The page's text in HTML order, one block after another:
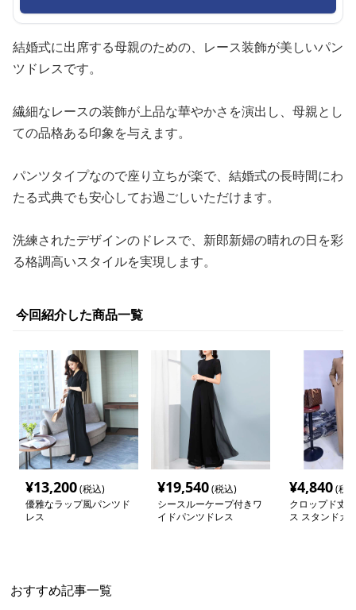
結婚式に出席する母親のための、レース装飾が美しいパン
ツドレスです。
繊細なレースの装飾が上品な華やかさを演出し、母親とし
ての品格ある印象を与えます。
パンツタイプなので座り立ちが楽で、結婚式の長時間にわ
たる式典でも安心してお過ごしいただけます。
洗練されたデザインのドレスで、新郎新婦の晴れの日を彩
る格調高いスタイルを実現します。
今回紹介した商品一覧
¥13,200(税込)
優雅なラップ風パンツド
レス
¥19,540(税込)
シースルーケープ付きワ
イドパンツドレス
¥4,840(税
クロップド丈
ス スタンドカ
おすすめ記事一覧